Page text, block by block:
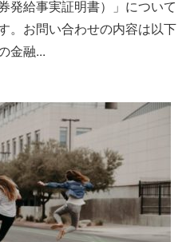
発給事実証明書）」について
。お問い合わせの内容は以下
金融...